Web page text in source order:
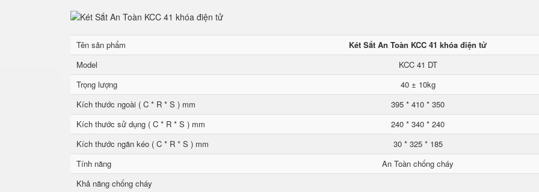
Tên sản phẩm
Két Sắt An Toàn KCC 41 khóa điện tử
Model
KCC 41 DT
Trọng lượng
40 ± 10kg
Kích thước ngoài ( C * R * S ) mm
395 * 410 * 350
Kích thước sử dụng ( C * R * S ) mm
240 * 340 * 240
Kích thước ngăn kéo ( C * R * S ) mm
30 * 325 * 185
Tính năng
An Toàn chống cháy
Khả năng chống cháy